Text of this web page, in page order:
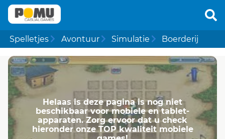
Spelletjes Avontuur Simulatie Boerderij
Helaas is deze pagina is nog niet
beschikbaar voor mobiele en tablet-
apparaten. Zorg ervoor dat u check
hieronder onze TOP kwaliteit mobiele